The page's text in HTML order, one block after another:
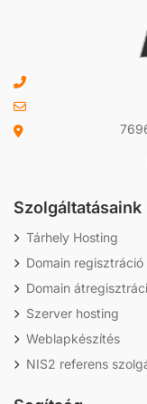
Szolgáltatásaink
Tárhely Hosting
Domain regisztráció
Domain
Szerver hosting
Weblapkészítés
NIS2 referens